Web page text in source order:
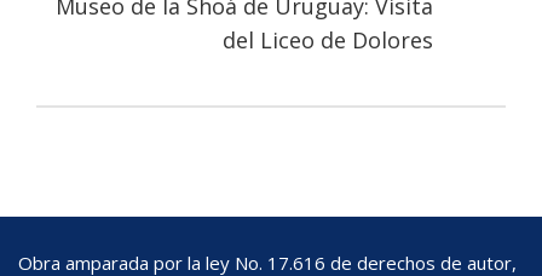
Museo de la Shoá de Uruguay: Visita
del Liceo de Dolores
Obra amparada por la ley No. 17.616 de derechos de autor,